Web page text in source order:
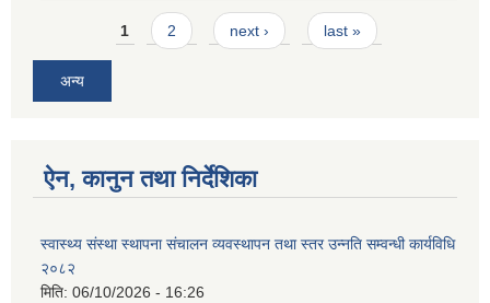
Pages1 2 next › last »
अन्य
ऐन, कानुन तथा निर्देशिका
स्वास्थ्य संस्था स्थापना संचालन व्यवस्थापन तथा स्तर उन्नति सम्वन्धी कार्यविधि
२०८२
मिति: 06/10/2026 - 16:26